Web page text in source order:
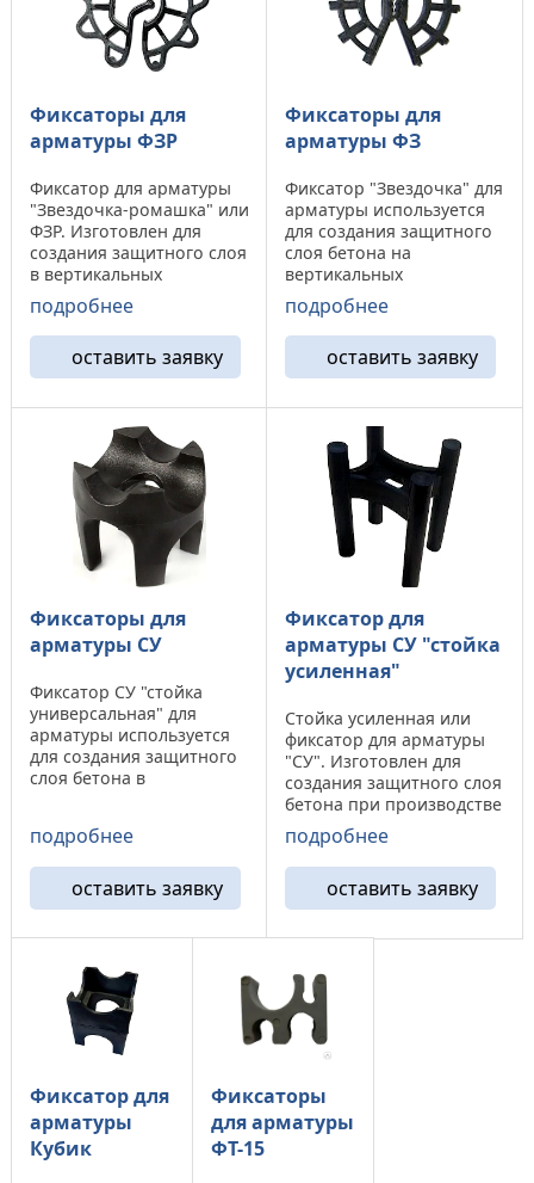
Фиксаторы для
арматуры ФЗР
Фиксатор для арматуры
"Звездочка-ромашка" или
ФЗР. Изготовлен для
создания защитного слоя
в вертикальных
поверхностях.
Наименование Защитный
слой Диаметр арматуры
Кол-во в упаковке ФЗР-25
25 до 20 мм 1000 ФЗР-30
30 до 20 мм 500 ФЗР-35 35
до 22 мм ...
подробнее
оставить заявку
Фиксаторы для
арматуры ФЗ
Фиксатор "Звездочка" для
арматуры используется
для создания защитного
слоя бетона на
вертикальных
поверхностях.
Наименование Защитный
слой Диаметр арматуры
Кол-во в упаковке ФЗ-15
15 до 10 мм 1000 ФЗ-20 20
до 14 мм 1000 ФЗ-25 25 до
18 мм 1000 ФЗ-30 ...
подробнее
оставить заявку
Фиксаторы для
арматуры СУ
Фиксатор СУ "стойка
универсальная" для
арматуры используется
для создания защитного
слоя бетона в
Наименование Защитный
слой Диаметр арматуры
Кол-во в упаковке СУ-10
10 5-18 1000 СУ-15 15 5-18
подробнее
оставить заявку
Фиксатор для
арматуры СУ "стойка
усиленная"
Стойка усиленная или
фиксатор для арматуры
"СУ". Изготовлен для
создания защитного слоя
бетона при производстве
плит железобетонных и
монолитных оснований.
Наименование Защитный
слой Диаметр арматуры
Кол-во в упаковке
СУ-25/30 25/30 до 28 мм
подробнее
оставить заявку
Фиксатор для
арматуры
Кубик
Фиксаторы
для арматуры
ФТ-15